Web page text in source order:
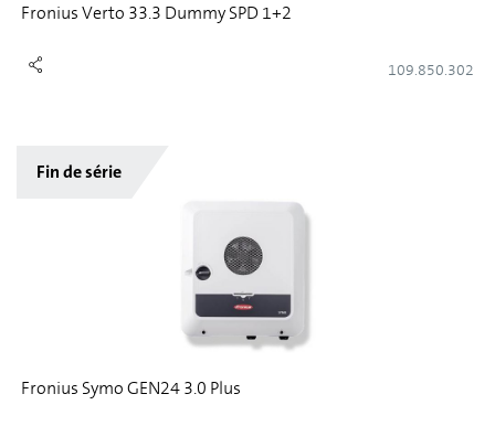
Fronius Verto 33.3 Dummy SPD 1+2
109.850.302
Fin de série
Fronius Symo GEN24 3.0 Plus